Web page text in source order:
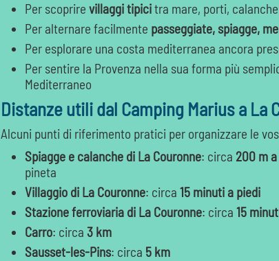
Per scoprirevillaggi tipicitra mare, porti,
Per alternare facilmente passeggiate, spiagge,
Per esplorare una costa mediterranea ancora
Per sentire la Provenza nella sua forma più
Mediterraneo
Distanze utili dal Camping Marius a La
Alcuni punti di riferimento pratici per organizzare le
Spiagge e calanche di La Couronne: circa 200 m
pineta
Villaggio di La Couronne: circa15 minuti a piedi
Stazione ferroviaria di La Couronne: circa15
Carro: circa 3 km
Sausset-les-Pins: circa 5 km